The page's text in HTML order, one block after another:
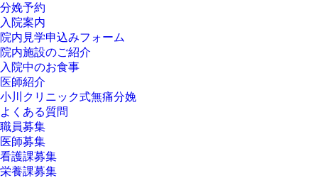
分娩予約
入院案内
院内見学申込みフォーム
院内施設のご紹介
入院中のお食事
医師紹介
小川クリニック式無痛分娩
よくある質問
職員募集
医師募集
看護課募集
栄養課募集